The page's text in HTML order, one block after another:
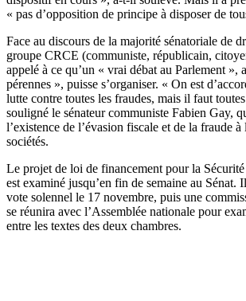
« pas d’opposition de principe à disposer de
Face au discours de la majorité sénatoriale de
groupe CRCE (communiste, républicain,
appelé à ce qu’un « vrai débat au Parlement »,
pérennes », puisse s’organiser. « On est
lutte contre toutes les fraudes, mais il faut
souligné le sénateur communiste Fabien Gay,
l’existence de l’évasion fiscale et de la fraude à
sociétés.
Le projet de loi de financement pour la
est examiné jusqu’en fin de semaine au Sénat.
vote solennel le 17 novembre, puis une
se réunira avec l’Assemblée nationale pour
entre les textes des deux chambres.